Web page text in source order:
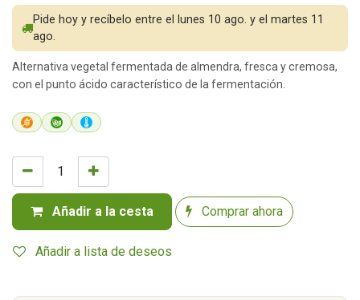
Añadir a la cesta Comprar ahora
Añadir a lista de deseos
Pide hoy y recíbelo entre el lunes 10 ago. y el martes 11
ago.
Alternativa vegetal fermentada de almendra, fresca y cremosa,
con el punto ácido característico de la fermentación.